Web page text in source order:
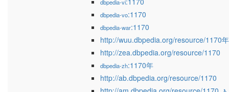
dbpedia-vi
dbpedia-vo:1170
dbpedia-war:1170
http://wuu.dbpedia.org/resource/1170年
http://zea.dbpedia.org/resource/1170
dbpedia-zh:1170年
http://ab.dbpedia.org/resource/1170